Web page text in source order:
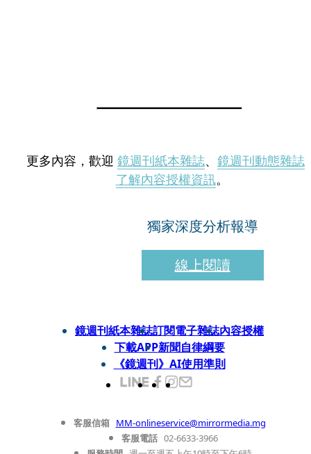
更多內容，歡迎 鏡週刊紙本雜誌、 鏡週刊動態雜誌
了解內容授權資訊。
獨家深度分析報導
線上閱讀
鏡週刊紙本雜誌訂閱電子雜誌內容授權
下載APP新聞自律綱要
《鏡週刊》AI使用準則
客服信箱 MM-onlineservice@mirrormedia.mg
客服電話 02-6633-3966